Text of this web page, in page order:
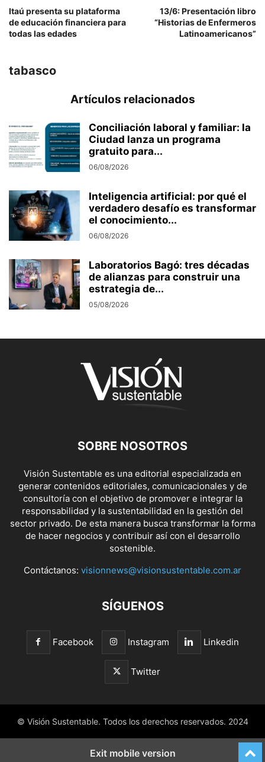
Itaú presenta su plataforma
de educación financiera para
todas las edades
13/6: Presentación libro
“Historias de Enfermeros
Latinoamericanos”
tabasco
Artículos relacionados
Conciliación laboral y familiar: la
Ciudad lanza un programa
gratuito para...
06/08/2026
Inteligencia artificial: por qué el
verdadero desafío es transformar
el conocimiento...
06/08/2026
Laboratorios Bagó: tres décadas
de alianzas para construir una
estrategia de...
05/08/2026
SOBRE NOSOTROS
Visión Sustentable es una editorial especializada en
generar contenidos editoriales, comunicacionales y de
consultoría con el objetivo de promover e integrar la
responsabilidad y la sustentabilidad en la gestión del
sector privado. De esta manera busca transformar la forma
de hacer negocios y contribuir así con el desarrollo
sostenible.
Contáctanos: visionnews@visionsustentable.com.ar
SÍGUENOS
Facebook Instagram Linkedin
Twitter
© Visión Sustentable. Todos los derechos reservados. 2024
Exit mobile version